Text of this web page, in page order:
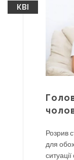
КВІ
Розрив
для